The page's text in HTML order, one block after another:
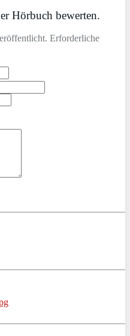
Hörbuch bewerten.
Erforderliche